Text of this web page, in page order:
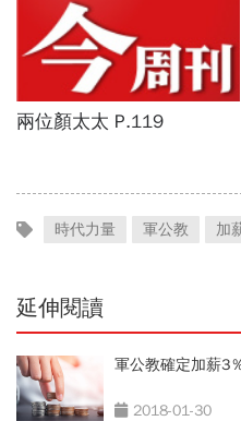
時代力量 軍公教 加
延伸閱讀
軍公教確定加薪3
2018-01-30